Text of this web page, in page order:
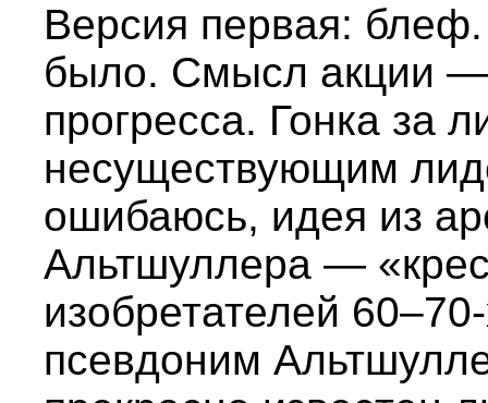
Версия первая:
было. Смысл акции —
прогресса. Гонка за
несуществующим
ошибаюсь, идея из
Альтшуллера —
изобретателей
псевдоним